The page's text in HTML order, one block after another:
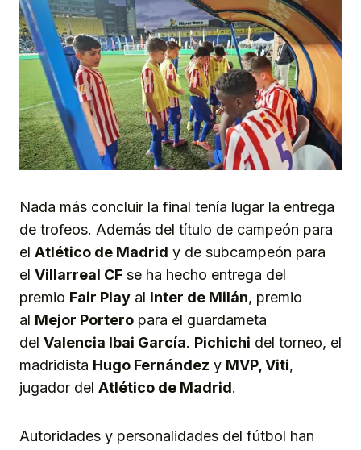
Nada más concluir la final tenía lugar la entrega
de trofeos. Además del título de campeón para
el Atlético de Madrid y de subcampeón para
el Villarreal CF se ha hecho entrega del
premio Fair Play al Inter de Milán, premio
al Mejor Portero para el guardameta
del Valencia Ibai García. Pichichi del torneo, el
madridista Hugo Fernández y MVP, Viti,
jugador del Atlético de Madrid.
Autoridades y personalidades del fútbol han